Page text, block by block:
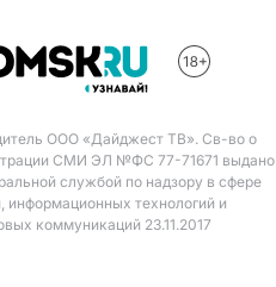
ООО «Дайджест ТВ». Св-во о
СМИ ЭЛ №ФС 77-71671 выдано
службой по надзору в сфере
информационных технологий и
коммуникаций 23.11.2017